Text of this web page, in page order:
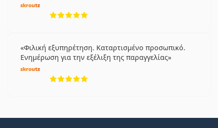
Φιλική εξυπηρέτηση. Καταρτισμένο προσωπικό.
Ενημέρωση για την εξέλιξη της παραγγελίας